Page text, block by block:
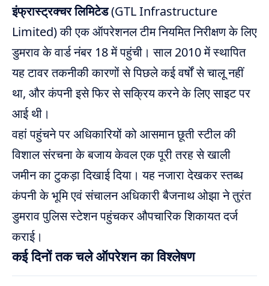
इंफ्रास्ट्रक्चर लिमिटेड(GTL Infrastructure
Limited) की एक ऑपरेशनल टीम नियमित निरीक्षण के लिए
डुमराव के वार्ड नंबर 18 में पहुंची। साल 2010 में स्थापित
यह टावर तकनीकी कारणों से पिछले कई वर्षों से चालू नहीं
था, और कंपनी इसे फिर से सक्रिय करने के लिए साइट पर
आई थी।
वहां पहुंचने पर अधिकारियों को आसमान छूती स्टील की
विशाल संरचना के बजाय केवल एक पूरी तरह से खाली
जमीन का टुकड़ा दिखाई दिया। यह नजारा देखकर स्तब्ध
कंपनी के भूमि एवं संचालन अधिकारी बैजनाथ ओझा ने तुरंत
डुमराव पुलिस स्टेशन पहुंचकर औपचारिक शिकायत दर्ज
कराई।
कई दिनों तक चले ऑपरेशन का विश्लेषण